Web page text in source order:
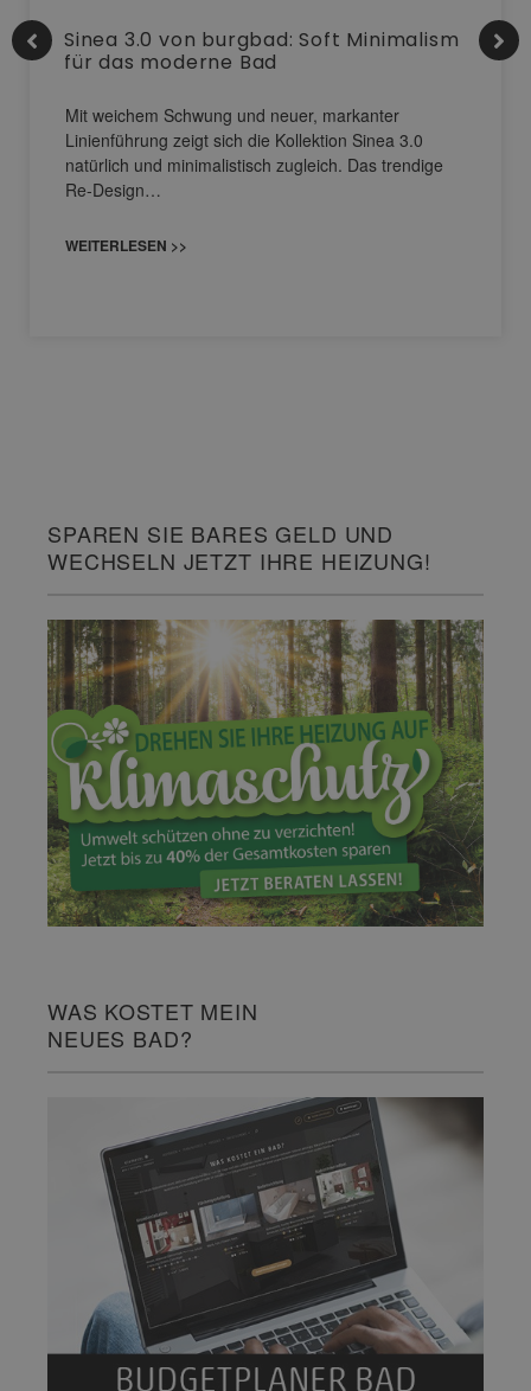
Sinea 3.0 von burgbad: Soft Minimalism
für das moderne Bad
Mit weichem Schwung und neuer, markanter
Linienführung zeigt sich die Kollektion Sinea 3.0
natürlich und minimalistisch zugleich. Das trendige
Re-Design…
WEITERLESEN >>
SPAREN SIE BARES GELD UND
WECHSELN JETZT IHRE HEIZUNG!
WAS KOSTET MEIN
NEUES BAD?